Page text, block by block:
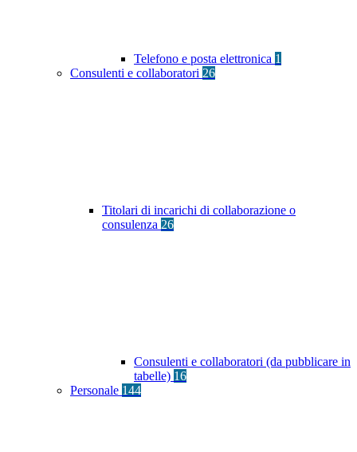
Telefono e posta elettronica 1
Consulenti e collaboratori 26
Titolari di incarichi di collaborazione o
consulenza 26
Consulenti e collaboratori (da pubblicare in
tabelle) 16
Personale 144